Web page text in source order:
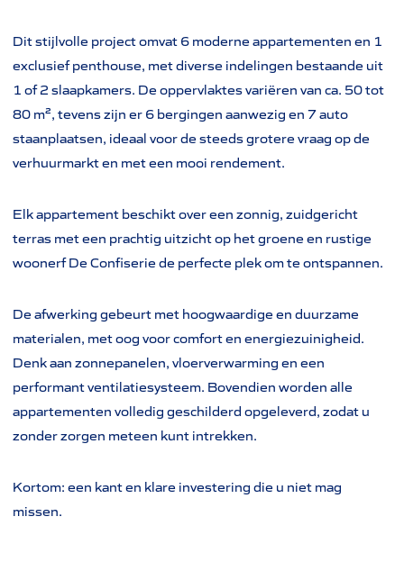
Dit stijlvolle project omvat 6 moderne appartementen en 1
exclusief penthouse, met diverse indelingen bestaande uit
1 of 2 slaapkamers. De oppervlaktes variëren van ca. 50 tot
80 m², tevens zijn er 6 bergingen aanwezig en 7 auto
staanplaatsen, ideaal voor de steeds grotere vraag op de
verhuurmarkt en met een mooi rendement.
Elk appartement beschikt over een zonnig, zuidgericht
terras met een prachtig uitzicht op het groene en rustige
woonerf De Confiserie de perfecte plek om te ontspannen.
De afwerking gebeurt met hoogwaardige en duurzame
materialen, met oog voor comfort en energiezuinigheid.
Denk aan zonnepanelen, vloerverwarming en een
performant ventilatiesysteem. Bovendien worden alle
appartementen volledig geschilderd opgeleverd, zodat u
zonder zorgen meteen kunt intrekken.
Kortom: een kant en klare investering die u niet mag
missen.